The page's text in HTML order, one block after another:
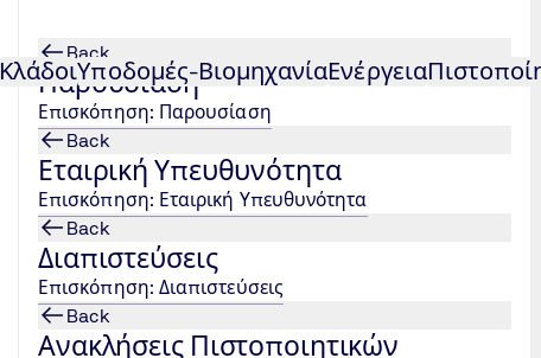
ΚλάδοιΥποδομές-ΒιομηχανίαΕνέργεια
Back
Παρουσίαση
Επισκόπηση: Παρουσίαση
Back
Εταιρική Υπευθυνότητα
Επισκόπηση: Εταιρική Υπευθυνότητα
Back
Διαπιστεύσεις
Επισκόπηση: Διαπιστεύσεις
Back
Ανακλήσεις Πιστοποιητικών